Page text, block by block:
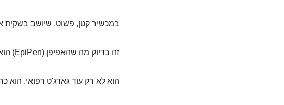
במכשיר קטן, פשוט, שיושב בשקית
זה בדיוק מה שהאפיפן (EpiPen) הוא.
הוא לא רק עוד גאדג'ט רפואי. הוא